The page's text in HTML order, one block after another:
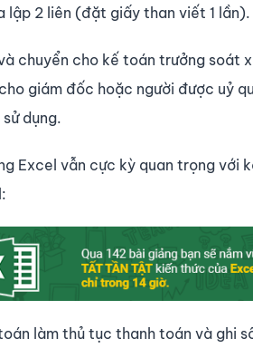
lập 2 liên (đặt giấy than viết 1 lần).
chuyển cho kế toán trưởng soát
giám đốc hoặc người được uỷ
dụng.
Excel vẫn cực kỳ quan trọng với
làm thủ tục thanh toán và ghi